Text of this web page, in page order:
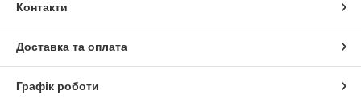
Контакти
Доставка та оплата
Графік роботи